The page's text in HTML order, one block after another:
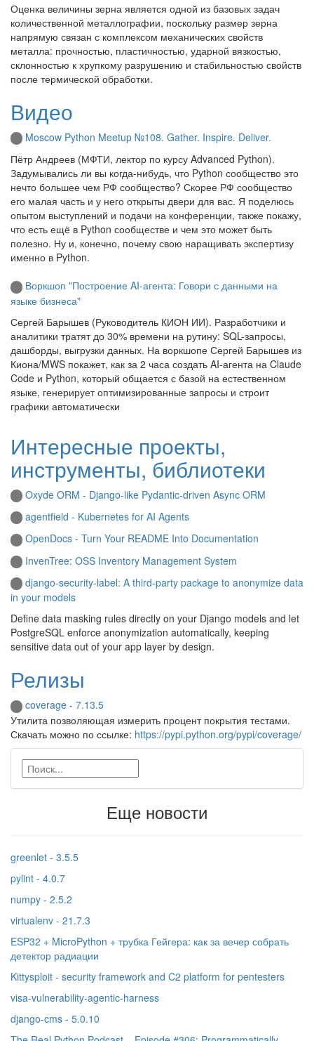
Оценка величины зерна является одной из базовых задач
количественной металлографии, поскольку размер зерна
напрямую связан с комплексом механических свойств
металла: прочностью, пластичностью, ударной вязкостью,
склонностью к хрупкому разрушению и стабильностью свойств
после термической обработки.
Видео
Moscow Python Meetup №108. Gather. Inspire. Deliver.
Пётр Андреев (МФТИ, лектор по курсу Advanced Python).
Задумывались ли вы когда-нибудь, что Python сообщество это
нечто большее чем РФ сообщество? Скорее РФ сообщество
его малая часть и у него открыты двери для вас. Я поделюсь
опытом выступлений и подачи на конференции, также покажу,
что есть ещё в Python сообществе и чем это может быть
полезно. Ну и, конечно, почему свою наращивать экспертизу
именно в Python.
Воркшоп "Построение AI-агента: Говори с данными на
языке бизнеса"
Сергей Барышев (Руководитель КИОН ИИ). Разработчики и
аналитики тратят до 30% времени на рутину: SQL-запросы,
дашборды, выгрузки данных. На воркшопе Сергей Барышев из
Киона/MWS покажет, как за 2 часа создать AI-агента на Claude
Code и Python, который общается с базой на естественном
языке, генерирует оптимизированные запросы и строит
графики автоматически
Интересные проекты,
инструменты, библиотеки
Oxyde ORM - Django-like Pydantic-driven Async ORM
agentfield - Kubernetes for AI Agents
OpenDocs - Turn Your README Into Documentation
InvenTree: OSS Inventory Management System
django-security-label: A third-party package to anonymize data
in your models
Define data masking rules directly on your Django models and let
PostgreSQL enforce anonymization automatically, keeping
sensitive data out of your app layer by design.
Релизы
coverage - 7.13.5
Утилита позволяющая измерить процент покрытия тестами.
Скачать можно по ссылке: https://pypi.python.org/pypi/coverage/
Еще новости
greenlet - 3.5.5
pylint - 4.0.7
numpy - 2.5.2
virtualenv - 21.7.3
ESP32 + MicroPython + трубка Гейгера: как за вечер собрать
детектор радиации
Kittysploit - security framework and C2 platform for pentesters
visa-vulnerability-agentic-harness
django-cms - 5.0.10